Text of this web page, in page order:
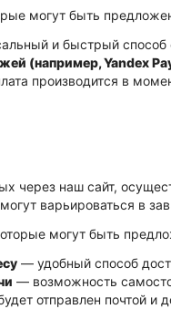
могут быть
и быстрый способ
(например, Yandex
производится в
через наш сайт,
варьироваться в
могут быть
— удобный способ
— возможность
отправлен почтой и